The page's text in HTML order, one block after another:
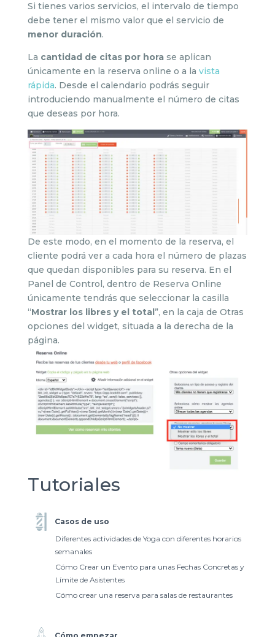
Si tienes varios servicios, el intervalo de tiempo
debe tener el mismo valor que el servicio de
menor duración.
La cantidad de citas por hora se aplican
únicamente en la reserva online o a la vista
rápida. Desde el calendario podrás seguir
introduciendo manualmente el número de citas
que deseas por hora.
De este modo, en el momento de la reserva, el
cliente podrá ver a cada hora el número de plazas
que quedan disponibles para su reserva. En el
Panel de Control, dentro de Reserva Online
únicamente tendrás que seleccionar la casilla
“Mostrar los libres y el total”, en la caja de Otras
opciones del widget, situada a la derecha de la
página.
Tutoriales
Casos de uso
Diferentes actividades de Yoga con diferentes horarios
semanales
Cómo Crear un Evento para unas Fechas Concretas y
Límite de Asistentes
Cómo crear una reserva para salas de restaurantes